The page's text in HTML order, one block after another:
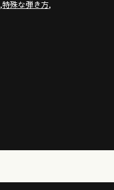
,特殊な弾き方,